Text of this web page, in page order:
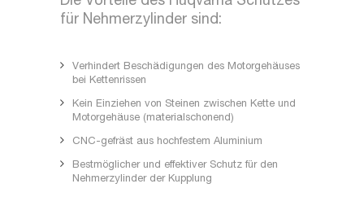
für Nehmerzylinder sind:
Verhindert Beschädigungen des Motorgehäuses
bei Kettenrissen
Kein Einziehen von Steinen zwischen Kette und
Motorgehäuse (materialschonend)
CNC-gefräst aus hochfestem Aluminium
Bestmöglicher und effektiver Schutz für den
Nehmerzylinder der Kupplung